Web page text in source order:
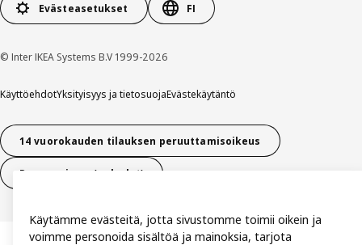
Evästeasetukset FI
© Inter IKEA Systems B.V 1999-2026
KäyttöehdotYksityisyys ja tietosuojaEvästekäytäntö
14 vuorokauden tilauksen peruuttamisoikeus
Peru sopimus (palvelut)
Käytämme evästeitä, jotta sivustomme toimii oikein ja
voimme personoida sisältöä ja mainoksia, tarjota